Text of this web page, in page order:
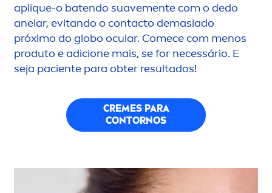
aplique-o batendo suavemente com o dedo
anelar, evitando o contacto demasiado
próximo do globo ocular. Comece com menos
produto e adicione mais, se for necessário. E
seja paciente para obter resultados!
CREMES PARA
CONTORNOS